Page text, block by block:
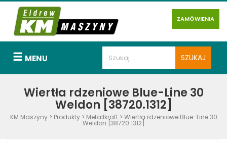
ZAMÓWIENIA
MENU
Wiertła rdzeniowe Blue-Line 30
Weldon [38720.1312]
KM Maszyny> Produkty> Metallkraft> Wiertła rdzeniowe Blue-Line 30
Weldon [38720.1312]